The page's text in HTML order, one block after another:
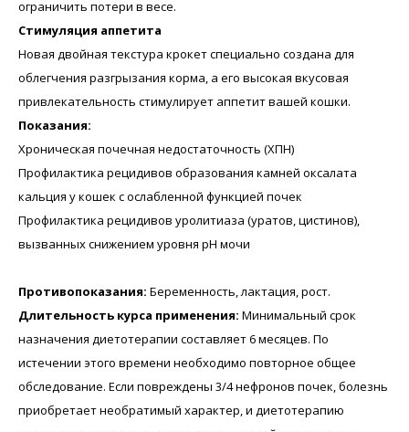
ограничить потери в весе.
Стимуляция аппетита
Новая двойная текстура крокет специально создана для
облегчения разгрызания корма, а его высокая вкусовая
привлекательность стимулирует аппетит вашей кошки.
Показания:
Хроническая почечная недостаточность (ХПН)
Профилактика рецидивов образования камней оксалата
кальция у кошек с ослабленной функцией почек
Профилактика рецидивов уролитиаза (уратов, цистинов),
вызванных снижением уровня рН мочи
Противопоказания: Беременность, лактация, рост.
Длительность курса применения: Минимальный срок
назначения диетотерапии составляет 6 месяцев. По
истечении этого времени необходимо повторное общее
обследование. Если повреждены 3/4 нефронов почек, болезнь
приобретает необратимый характер, и диетотерапию